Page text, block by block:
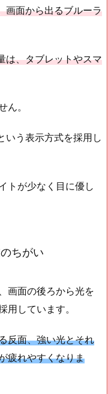
画面から出るブルーラ
は、タブレットやスマ
ん。
いう表示方式を採用し
トが少なく目に優し
ちがい
画面の後ろから光を
用しています。
反面、強い光とそれ
疲れやすくなりま